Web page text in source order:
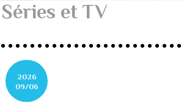
Séries et TV
2026
09/06